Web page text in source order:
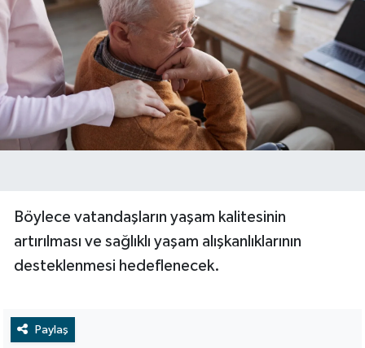
Böylece vatandaşların yaşam kalitesinin
artırılması ve sağlıklı yaşam alışkanlıklarının
desteklenmesi hedeflenecek.
Paylaş